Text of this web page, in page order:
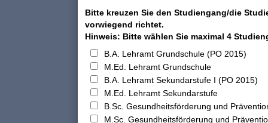
Bitte kreuzen Sie den Studiengang/die
vorwiegend richtet.
Hinweis: Bitte wählen Sie maximal 4
B.A. Lehramt Grundschule (PO 2015)
M.Ed. Lehramt Grundschule
B.A. Lehramt Sekundarstufe I (PO 2015)
M.Ed. Lehramt Sekundarstufe
B.Sc. Gesundheitsförderung und
M.Sc. Gesundheitsförderung und